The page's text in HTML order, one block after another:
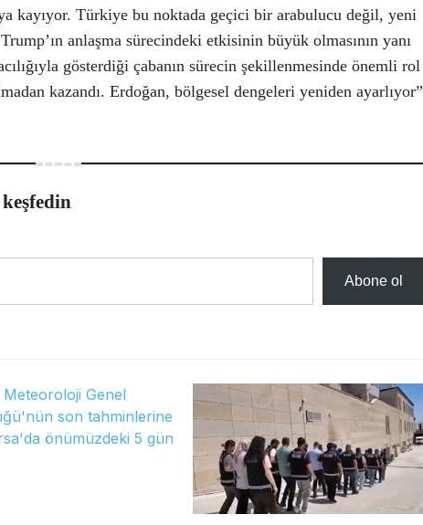
kayıyor. Türkiye bu noktada geçici bir arabulucu değil, yeni
anlaşma sürecindeki etkisinin büyük olmasının yanı
gösterdiği çabanın sürecin şekillenmesinde önemli rol
kazandı. Erdoğan, bölgesel dengeleri yeniden ayarlıyor”
Abone ol